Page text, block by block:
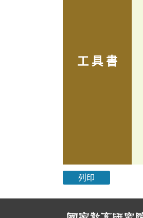
工 具 書
列印